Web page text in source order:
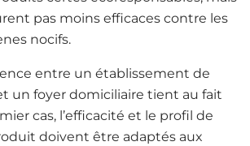
pas moins efficaces contre les
nocifs.
entre un établissement de
un foyer domiciliaire tient au fait
cas, l’efficacité et le profil de
doivent être adaptés aux